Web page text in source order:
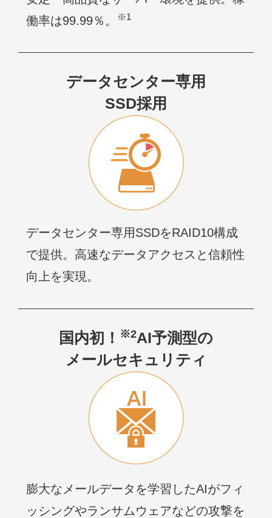
働率は99.99％。
※1
データセンター専用
SSD採用
データセンター専用SSDをRAID10構成
で提供。高速なデータアクセスと信頼性
向上を実現。
国内初！ ※2AI予測型の
メールセキュリティ
膨大なメールデータを学習したAIがフィ
ッシングやランサムウェアなどの攻撃を